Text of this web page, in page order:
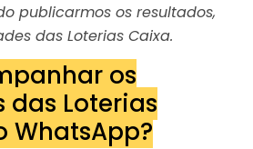
publicarmos os resultados,
das Loterias Caixa.
os
das Loterias
WhatsApp?